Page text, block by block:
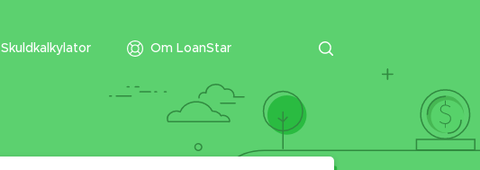
Skuldkalkylator Om LoanStar